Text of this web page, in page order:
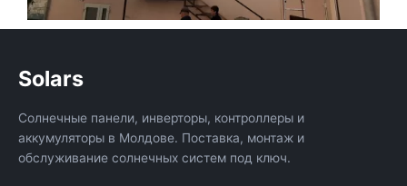
Solars
Солнечные панели, инверторы, контроллеры и
аккумуляторы в Молдове. Поставка, монтаж и
обслуживание солнечных систем под ключ.